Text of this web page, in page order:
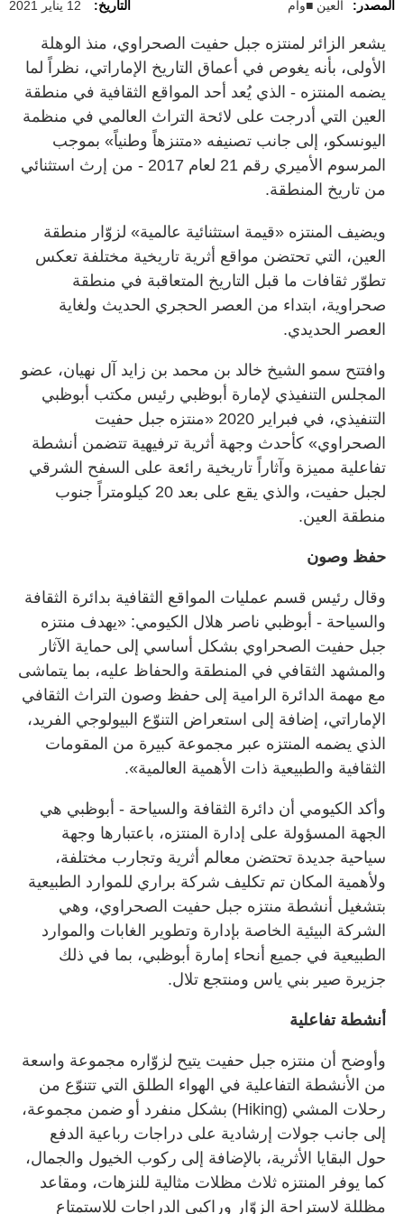
المصدر: العين ■وام التاريخ: 12 يناير 2021
يشعر الزائر لمنتزه جبل حفيت الصحراوي، منذ الوهلة
الأولى، بأنه يغوص في أعماق التاريخ الإماراتي، نظراً لما
يضمه المنتزه - الذي يُعد أحد المواقع الثقافية في منطقة
العين التي أدرجت على لائحة التراث العالمي في منظمة
اليونسكو، إلى جانب تصنيفه «متنزهاً وطنياً» بموجب
المرسوم الأميري رقم 21 لعام 2017 - من إرث استثنائي
من تاريخ المنطقة.
ويضيف المنتزه «قيمة استثنائية عالمية» لزوّار منطقة
العين، التي تحتضن مواقع أثرية تاريخية مختلفة تعكس
تطوّر ثقافات ما قبل التاريخ المتعاقبة في منطقة
صحراوية، ابتداء من العصر الحجري الحديث ولغاية
العصر الحديدي.
وافتتح سمو الشيخ خالد بن محمد بن زايد آل نهيان، عضو
المجلس التنفيذي لإمارة أبوظبي رئيس مكتب أبوظبي
التنفيذي، في فبراير 2020 «منتزه جبل حفيت
الصحراوي» كأحدث وجهة أثرية ترفيهية تتضمن أنشطة
تفاعلية مميزة وآثاراً تاريخية رائعة على السفح الشرقي
لجبل حفيت، والذي يقع على بعد 20 كيلومتراً جنوب
منطقة العين.
حفظ وصون
وقال رئيس قسم عمليات المواقع الثقافية بدائرة الثقافة
والسياحة - أبوظبي ناصر هلال الكيومي: «يهدف منتزه
جبل حفيت الصحراوي بشكل أساسي إلى حماية الآثار
والمشهد الثقافي في المنطقة والحفاظ عليه، بما يتماشى
مع مهمة الدائرة الرامية إلى حفظ وصون التراث الثقافي
الإماراتي، إضافة إلى استعراض التنوّع البيولوجي الفريد،
الذي يضمه المنتزه عبر مجموعة كبيرة من المقومات
الثقافية والطبيعية ذات الأهمية العالمية».
وأكد الكيومي أن دائرة الثقافة والسياحة - أبوظبي هي
الجهة المسؤولة على إدارة المنتزه، باعتبارها وجهة
سياحية جديدة تحتضن معالم أثرية وتجارب مختلفة،
ولأهمية المكان تم تكليف شركة براري للموارد الطبيعية
بتشغيل أنشطة منتزه جبل حفيت الصحراوي، وهي
الشركة البيئية الخاصة بإدارة وتطوير الغابات والموارد
الطبيعية في جميع أنحاء إمارة أبوظبي، بما في ذلك
جزيرة صير بني ياس ومنتجع تلال.
أنشطة تفاعلية
وأوضح أن منتزه جبل حفيت يتيح لزوّاره مجموعة واسعة
من الأنشطة التفاعلية في الهواء الطلق التي تتنوّع من
رحلات المشي (Hiking) بشكل منفرد أو ضمن مجموعة،
إلى جانب جولات إرشادية على دراجات رباعية الدفع
حول البقايا الأثرية، بالإضافة إلى ركوب الخيول والجمال،
كما يوفر المنتزه ثلاث مظلات مثالية للنزهات، ومقاعد
مظللة لاستراحة الزوّار وراكبي الدراجات للاستمتاع